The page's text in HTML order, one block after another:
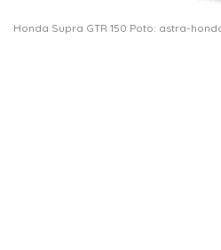
Honda Supra GTR 150 Poto: astra-